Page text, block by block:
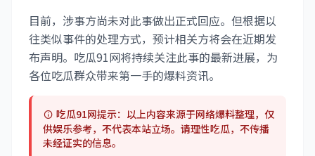
目前，涉事方尚未对此事做出正式回应。但根据以
往类似事件的处理方式，预计相关方将会在近期发
布声明。吃瓜91网将持续关注此事的最新进展，为
各位吃瓜群众带来第一手的爆料资讯。
吃瓜91网提示：以上内容来源于网络爆料整理，仅
供娱乐参考，不代表本站立场。请理性吃瓜，不传播
未经证实的信息。